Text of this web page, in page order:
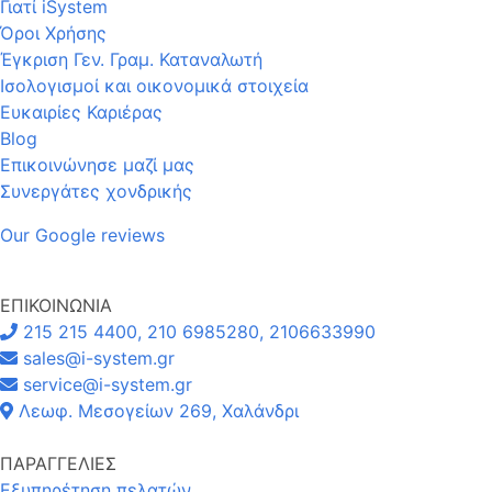
Γιατί iSystem
Όροι Χρήσης
Έγκριση Γεν. Γραμ. Καταναλωτή
Ισολογισμοί και οικονομικά στοιχεία
Ευκαιρίες Καριέρας
Blog
Επικοινώνησε μαζί μας
Συνεργάτες χονδρικής
Our Google reviews
ΕΠΙΚΟΙΝΩΝΙΑ
215 215 4400, 210 6985280, 2106633990
sales@i-system.gr
service@i-system.gr
Λεωφ. Μεσογείων 269, Χαλάνδρι
ΠΑΡΑΓΓΕΛΙΕΣ